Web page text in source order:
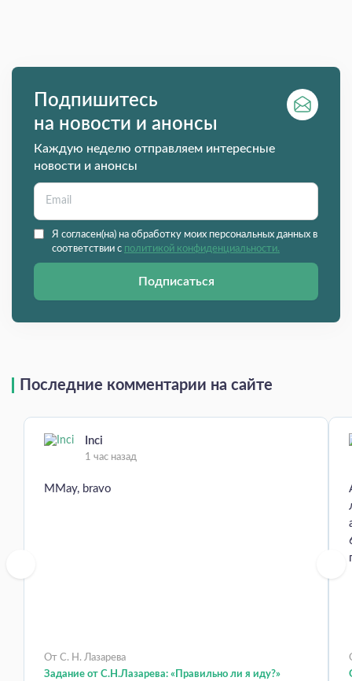
Подпишитесь
на новости и анонсы
Каждую неделю отправляем интересные
новости и анонсы
Я согласен(на) на обработку моих персональных данных в
соответствии с политикой конфиденциальности.
Подписаться
Последние комментарии на сайте
Inci
1 час назад
MMay, bravo
От С. Н. Лазарева
Задание от С.Н.Лазарева: «Правильно ли я иду?»